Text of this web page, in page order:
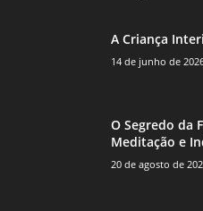
A Criança
14 de junho de
O Segredo da
Meditação e
20 de agosto de